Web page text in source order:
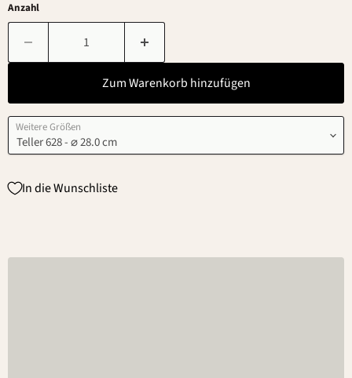
Anzahl
Zum Warenkorb hinzufügen
Weitere Größen
In die Wunschliste